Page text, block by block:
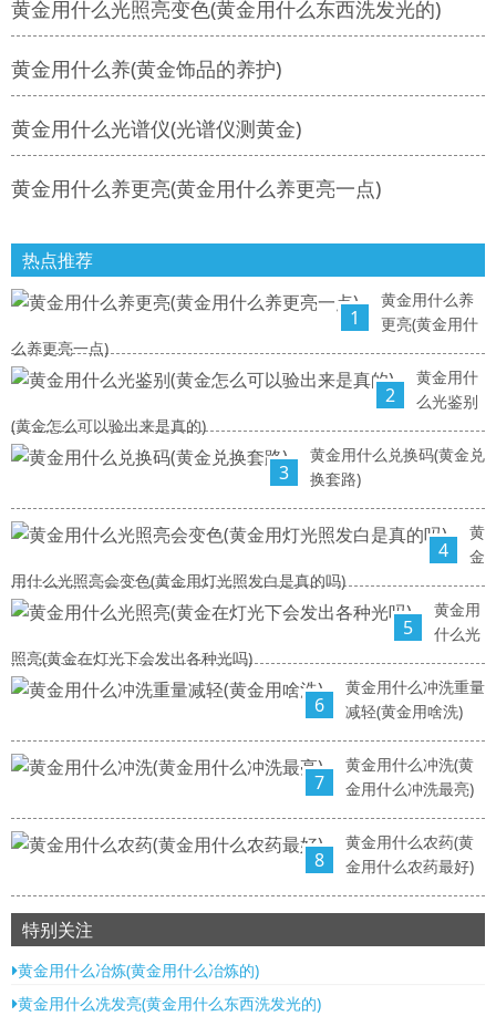
黄金用什么光照亮变色(黄金用什么东西洗发光的)
黄金用什么养(黄金饰品的养护)
黄金用什么光谱仪(光谱仪测黄金)
黄金用什么养更亮(黄金用什么养更亮一点)
热点推荐
1
黄金用什么养
更亮(黄金用什
么养更亮一点)
2
黄金用什
么光鉴别
(黄金怎么可以验出来是真的)
3
黄金用什么兑换码(黄金兑
换套路)
4
黄
金
用什么光照亮会变色(黄金用灯光照发白是真的吗)
5
黄金用
什么光
照亮(黄金在灯光下会发出各种光吗)
6
黄金用什么冲洗重量
减轻(黄金用啥洗)
7
黄金用什么冲洗(黄
金用什么冲洗最亮)
8
黄金用什么农药(黄
金用什么农药最好)
特别关注
黄金用什么冶炼(黄金用什么冶炼的)
黄金用什么冼发亮(黄金用什么东西洗发光的)